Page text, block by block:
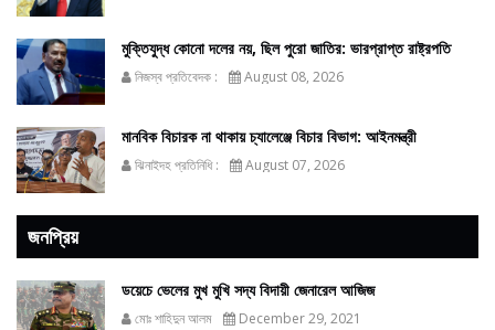
মুক্তিযুদ্ধ কোনো দলের নয়, ছিল পুরো জাতির: ভারপ্রাপ্ত রাষ্ট্রপতি
নিজস্ব প্রতিবেদক : August 08, 2026
মানবিক বিচারক না থাকায় চ্যালেঞ্জে বিচার বিভাগ: আইনমন্ত্রী
ঝিনাইদহ প্রতিনিধি : August 07, 2026
জনপ্রিয়
ডয়েচে ভেলের মুখ মুখি সদ্য বিদায়ী জেনারেল আজিজ
মোঃ শাহিদুন আলম December 29, 2021